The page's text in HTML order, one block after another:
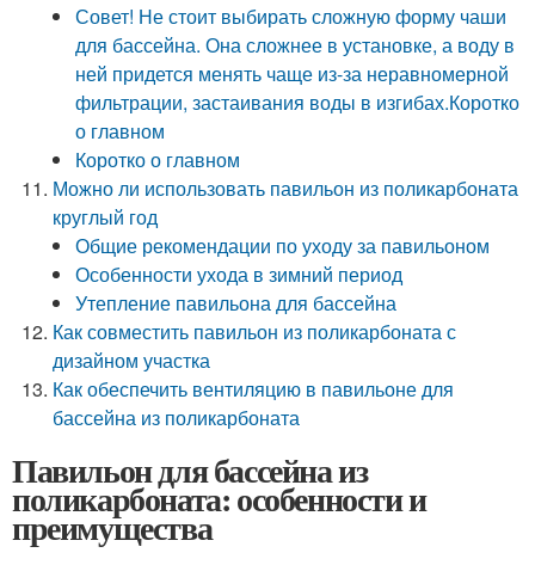
Совет! Не стоит выбирать сложную форму чаши
для бассейна. Она сложнее в установке, а воду в
ней придется менять чаще из-за неравномерной
фильтрации, застаивания воды в изгибах.Коротко
о главном
Коротко о главном
Можно ли использовать павильон из поликарбоната
круглый год
Общие рекомендации по уходу за павильоном
Особенности ухода в зимний период
Утепление павильона для бассейна
Как совместить павильон из поликарбоната с
дизайном участка
Как обеспечить вентиляцию в павильоне для
бассейна из поликарбоната
Павильон для бассейна из
поликарбоната: особенности и
преимущества